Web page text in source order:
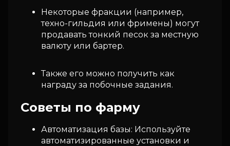
Некоторые фракции (например,
техно-гильдия или фримены) могут
продавать тонкий песок за местную
валюту или бартер.
Также его можно получить как
награду за побочные задания.
Советы по фарму
Автоматизация базы: Используйте
автоматизированные установки и